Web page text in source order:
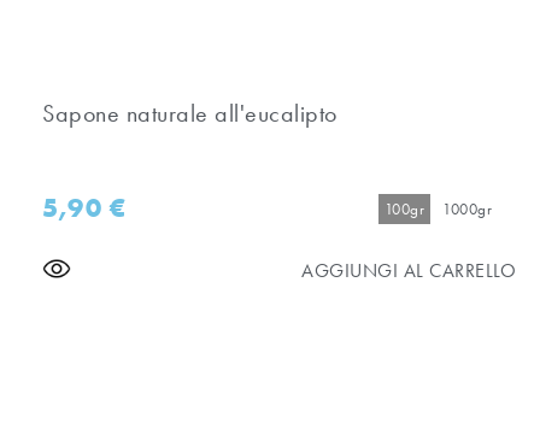
Sapone naturale all'eucalipto
5,90€ 100gr 1000gr
AGGIUNGI AL CARRELLO